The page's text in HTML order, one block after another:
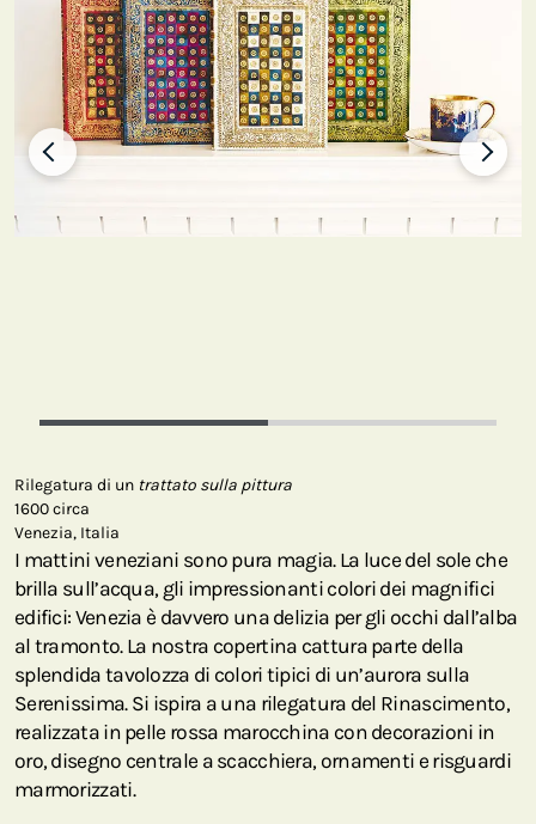
Rilegatura di un trattato sulla pittura
1600 circa
Venezia, Italia
I mattini veneziani sono pura magia. La luce del sole che
brilla sull’acqua, gli impressionanti colori dei magnifici
edifici: Venezia è davvero una delizia per gli occhi dall’alba
al tramonto. La nostra copertina cattura parte della
splendida tavolozza di colori tipici di un’aurora sulla
Serenissima. Si ispira a una rilegatura del Rinascimento,
realizzata in pelle rossa marocchina con decorazioni in
oro, disegno centrale a scacchiera, ornamenti e risguardi
marmorizzati.